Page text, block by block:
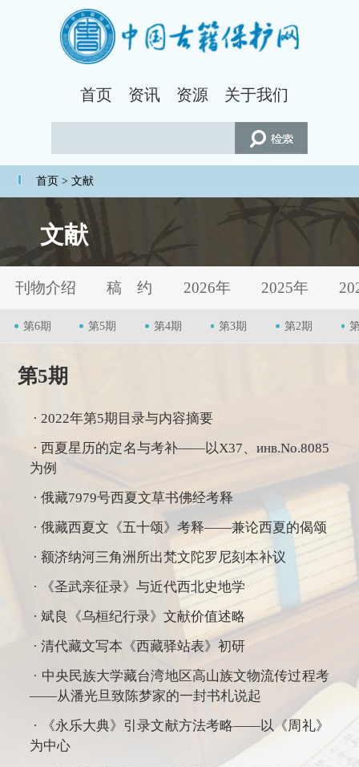
首页 资讯 资源 关于我们
首页 > 文献
文献
刊物介绍 稿 约 2026年 2025年
第6期 第5期 第4期 第3期 第2期
第5期
·2022年第5期目录与内容摘要
· 西夏星历的定名与考补——以X37、инв.No.8085
为例
· 俄藏7979号西夏文草书佛经考释
· 俄藏西夏文《五十颂》考释——兼论西夏的偈颂
· 额济纳河三角洲所出梵文陀罗尼刻本补议
· 《圣武亲征录》与近代西北史地学
· 斌良《乌桓纪行录》文献价值述略
· 清代藏文写本《西藏驿站表》初研
· 中央民族大学藏台湾地区高山族文物流传过程考
——从潘光旦致陈梦家的一封书札说起
· 《永乐大典》引录文献方法考略——以《周礼》
为中心